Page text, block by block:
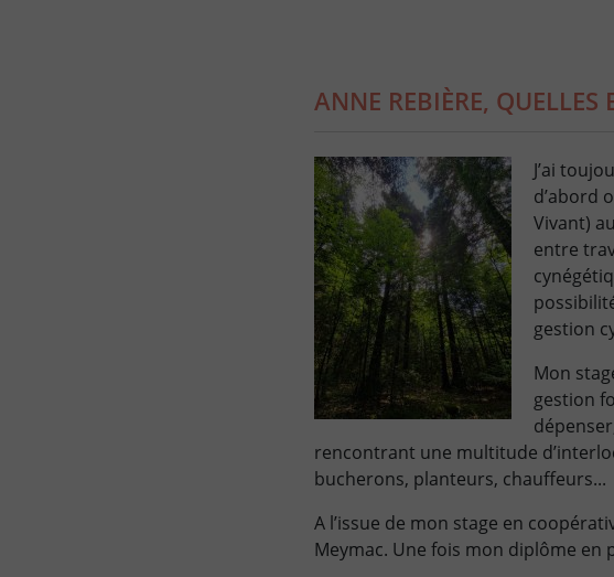
ANNE REBIÈRE, QUELLES
J’ai
d’abord
Vivant)
entre
gestion
Mon
gestion
rencontrant une multitude
bucherons, planteurs, chauffeurs...
A l’issue de mon stage en
Meymac. Une fois mon diplôme en